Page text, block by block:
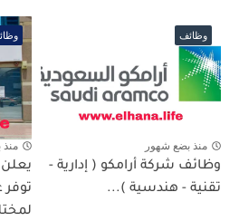
وظائف
منذ بضع شهور
وظائف شركة أرامكو ( إدارية -
تقنية - هندسية )...